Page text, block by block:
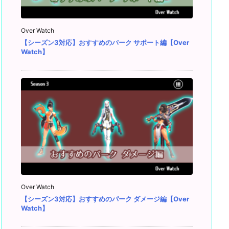
Over Watch
【シーズン3対応】おすすめのパーク サポート編【Over
Watch】
Over Watch
【シーズン3対応】おすすめのパーク ダメージ編【Over
Watch】